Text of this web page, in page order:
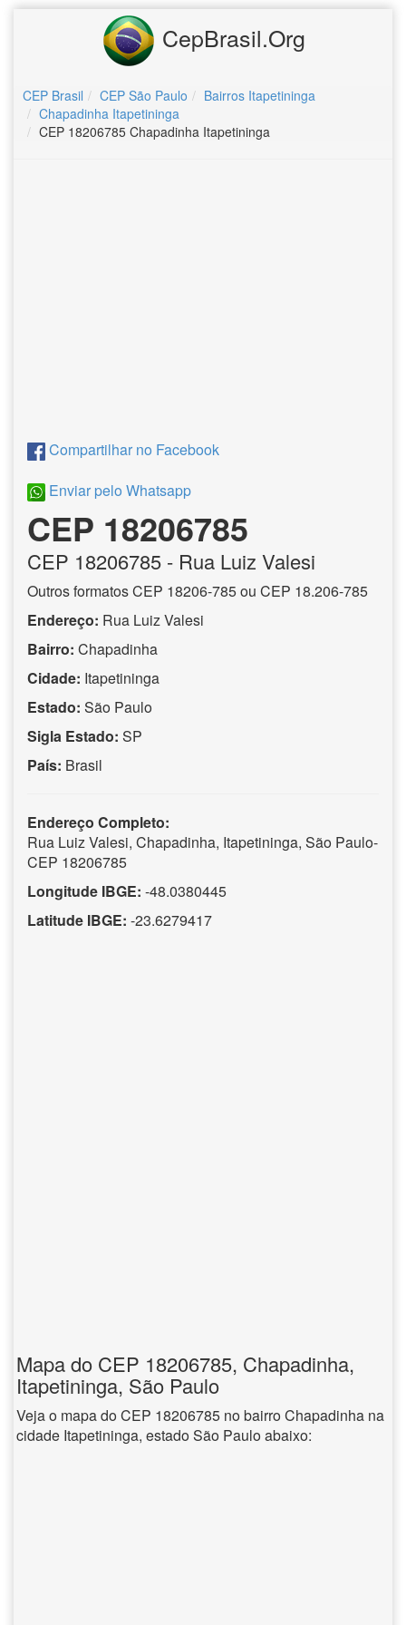
CepBrasil.Org
CEP Brasil CEP São Paulo
Bairros Itapetininga
Chapadinha Itapetininga
CEP 18206785 Chapadinha Itapetininga
Compartilhar no Facebook
Enviar pelo Whatsapp
CEP 18206785
CEP 18206785 - Rua Luiz Valesi
Outros formatos CEP 18206-785 ou CEP 18.206-785
Endereço: Rua Luiz Valesi
Bairro: Chapadinha
Cidade: Itapetininga
Estado: São Paulo
Sigla Estado: SP
País: Brasil
Endereço Completo:
Rua Luiz Valesi, Chapadinha, Itapetininga, São Paulo-
CEP 18206785
Longitude IBGE: -48.0380445
Latitude IBGE: -23.6279417
Mapa do CEP 18206785, Chapadinha,
Itapetininga, São Paulo
Veja o mapa do CEP 18206785 no bairro Chapadinha na
cidade Itapetininga, estado São Paulo abaixo: